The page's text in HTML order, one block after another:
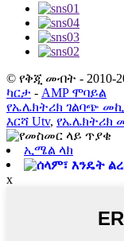
© የቅጂ መብት -
ካርታ - AMP ሞባይል
የኤሌክትሪክ ገልባጭ
እርሻ Utv, የኤሌክትሪክ
ኢሜል ላክ
x